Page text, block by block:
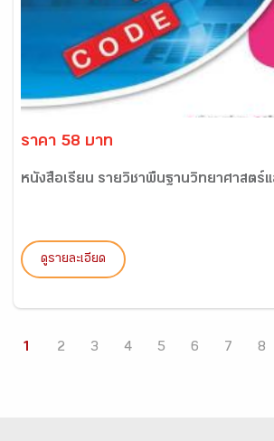
ราคา 58 บาท
หนังสือเรียน รายวิชาพื้นฐานวิทยาศาสตร์แ
ดูรายละเอียด
1 2 3 4 5 6 7 8